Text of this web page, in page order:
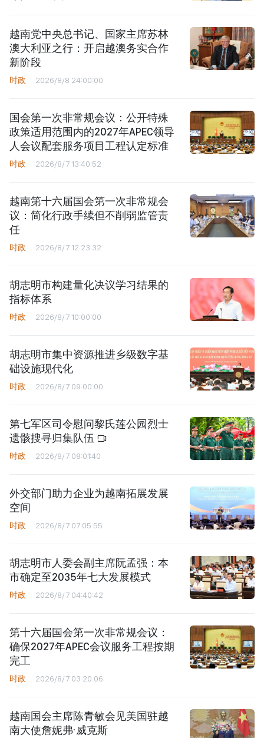
越南党中央总书记、国家主席苏林
澳大利亚之行：开启越澳务实合作
新阶段
时政 2026/8/8 24:00:00
国会第一次非常规会议：公开特殊
政策适用范围内的2027年APEC领导
人会议配套服务项目工程认定标准
时政 2026/8/7 13:40:52
越南第十六届国会第一次非常规会
议：简化行政手续但不削弱监管责
任
时政 2026/8/7 12:23:32
胡志明市构建量化决议学习结果的
指标体系
时政 2026/8/7 10:00:00
胡志明市集中资源推进乡级数字基
础设施现代化
时政 2026/8/7 09:00:00
第七军区司令慰问黎氏莲公园烈士
遗骸搜寻归集队伍
时政 2026/8/7 08:01:40
外交部门助力企业为越南拓展发展
空间
时政 2026/8/7 07:05:55
胡志明市人委会副主席阮孟强：本
市确定至2035年七大发展模式
时政 2026/8/7 04:40:42
第十六届国会第一次非常规会议：
确保2027年APEC会议服务工程按期
完工
时政 2026/8/7 03:20:06
越南国会主席陈青敏会见美国驻越
南大使詹妮弗·威克斯